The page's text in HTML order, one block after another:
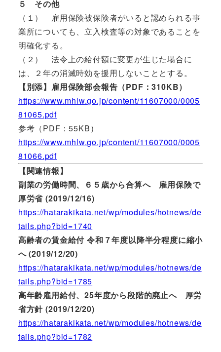
５ その他
（１） 雇用保険被保険者がいると認められる事
業所についても、立入検査等の対象であることを
明確化する。
（２） 法令上の給付額に変更が生じた場合に
は、２年の消滅時効を援用しないこととする。
【別添】雇用保険部会報告（PDF：310KB）
https://www.mhlw.go.jp/content/11607000/0005
81065.pdf
参考（PDF：55KB）
https://www.mhlw.go.jp/content/11607000/0005
81066.pdf
【関連情報】
副業の労働時間、６５歳から合算へ 雇用保険で
厚労省 (2019/12/16)
https://hatarakikata.net/wp/modules/hotnews/de
tails.php?bid=1740
高齢者の賃金給付 令和７年度以降半分程度に縮小
へ (2019/12/20)
https://hatarakikata.net/wp/modules/hotnews/de
tails.php?bid=1785
高年齢雇用給付、25年度から段階的廃止へ 厚労
省方針 (2019/12/20)
https://hatarakikata.net/wp/modules/hotnews/de
tails.php?bid=1782